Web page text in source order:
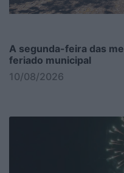
A segunda-feira das
feriado municipal
10/08/2026